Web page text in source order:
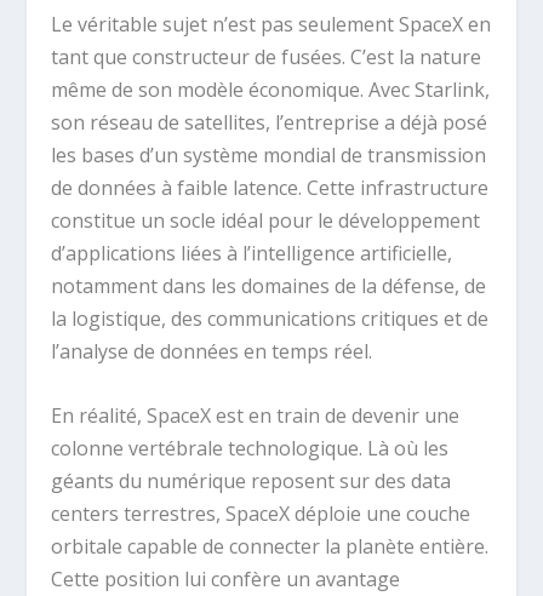
Le véritable sujet n’est pas seulement SpaceX en
tant que constructeur de fusées. C’est la nature
même de son modèle économique. Avec Starlink,
son réseau de satellites, l’entreprise a déjà posé
les bases d’un système mondial de transmission
de données à faible latence. Cette infrastructure
constitue un socle idéal pour le développement
d’applications liées à l’intelligence artificielle,
notamment dans les domaines de la défense, de
la logistique, des communications critiques et de
l’analyse de données en temps réel.
En réalité, SpaceX est en train de devenir une
colonne vertébrale technologique. Là où les
géants du numérique reposent sur des data
centers terrestres, SpaceX déploie une couche
orbitale capable de connecter la planète entière.
Cette position lui confère un avantage